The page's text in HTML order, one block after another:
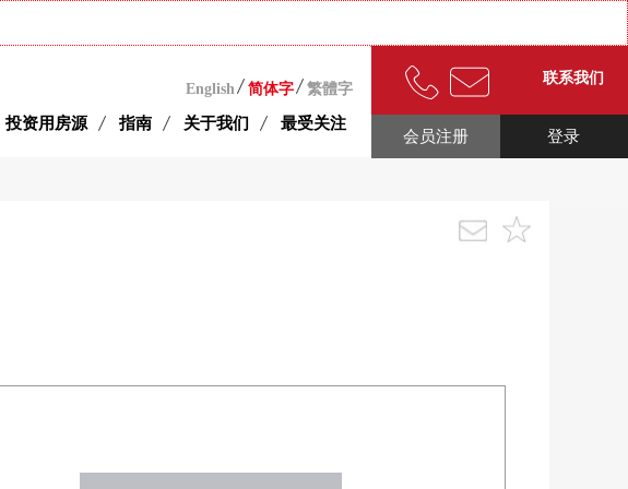
English 简体字 繁體字
投资用房源 指南 关于我们 最受关注
联系我们
登录
会员注册